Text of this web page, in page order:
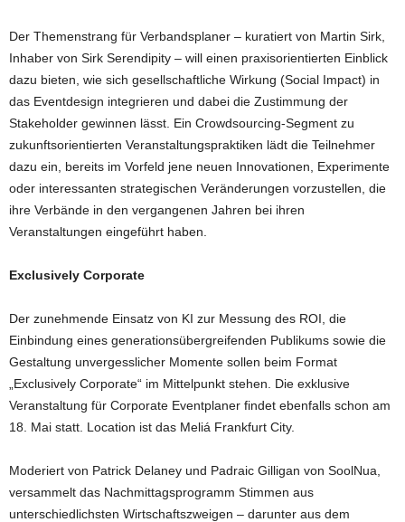
Der Themenstrang für Verbandsplaner – kuratiert von Martin Sirk,
Inhaber von Sirk Serendipity – will einen praxisorientierten Einblick
dazu bieten, wie sich gesellschaftliche Wirkung (Social Impact) in
das Eventdesign integrieren und dabei die Zustimmung der
Stakeholder gewinnen lässt. Ein Crowdsourcing-Segment zu
zukunftsorientierten Veranstaltungspraktiken lädt die Teilnehmer
dazu ein, bereits im Vorfeld jene neuen Innovationen, Experimente
oder interessanten strategischen Veränderungen vorzustellen, die
ihre Verbände in den vergangenen Jahren bei ihren
Veranstaltungen eingeführt haben.
Exclusively Corporate
Der zunehmende Einsatz von KI zur Messung des ROI, die
Einbindung eines generationsübergreifenden Publikums sowie die
Gestaltung unvergesslicher Momente sollen beim Format
„Exclusively Corporate“ im Mittelpunkt stehen. Die exklusive
Veranstaltung für Corporate Eventplaner findet ebenfalls schon am
18. Mai statt. Location ist das Meliá Frankfurt City.
Moderiert von Patrick Delaney und Padraic Gilligan von SoolNua,
versammelt das Nachmittagsprogramm Stimmen aus
unterschiedlichsten Wirtschaftszweigen – darunter aus dem